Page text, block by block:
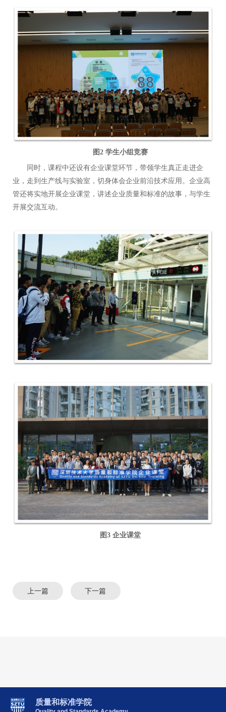
图2 学生小组竞赛
同时，课程中还设有企业课堂环节，带领学生真正走进企
业，走到生产线与实验室，切身体会企业前沿技术应用。 企业高
管还将实地开展企业课堂，讲述企业质量和标准的故事，与学生
开展交流互动。
图3 企业课堂
上一篇 下一篇
质量和标准学院